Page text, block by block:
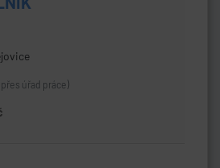
úřad práce)